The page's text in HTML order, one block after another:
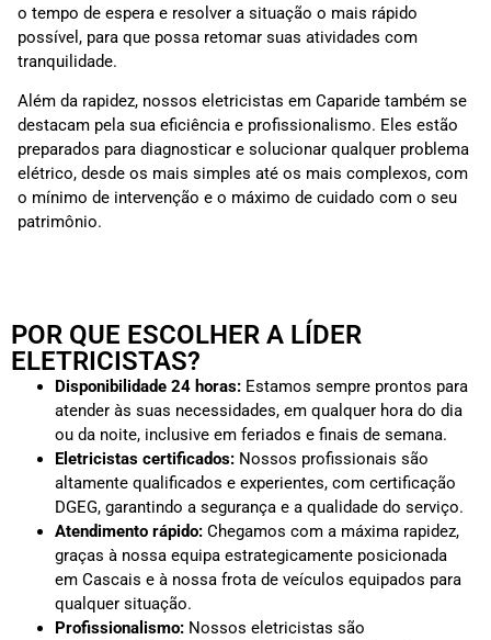
o tempo de espera e resolver a situação o mais rápido
possível, para que possa retomar suas atividades com
tranquilidade.
Além da rapidez, nossos eletricistas em Caparide também se
destacam pela sua eficiência e profissionalismo. Eles estão
preparados para diagnosticar e solucionar qualquer problema
elétrico, desde os mais simples até os mais complexos, com
o mínimo de intervenção e o máximo de cuidado com o seu
patrimônio.
POR QUE ESCOLHER A LÍDER
ELETRICISTAS?
Disponibilidade 24 horas: Estamos sempre prontos para
atender às suas necessidades, em qualquer hora do dia
ou da noite, inclusive em feriados e finais de semana.
Eletricistas certificados: Nossos profissionais são
altamente qualificados e experientes, com certificação
DGEG, garantindo a segurança e a qualidade do serviço.
Atendimento rápido: Chegamos com a máxima rapidez,
graças à nossa equipa estrategicamente posicionada
em Cascais e à nossa frota de veículos equipados para
qualquer situação.
Profissionalismo: Nossos eletricistas são